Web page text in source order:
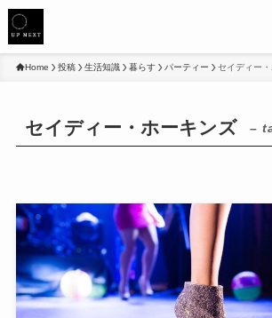
Home 投稿 生活知識 暮らす パーティー セイディー
セイディー・ホーキンズ –